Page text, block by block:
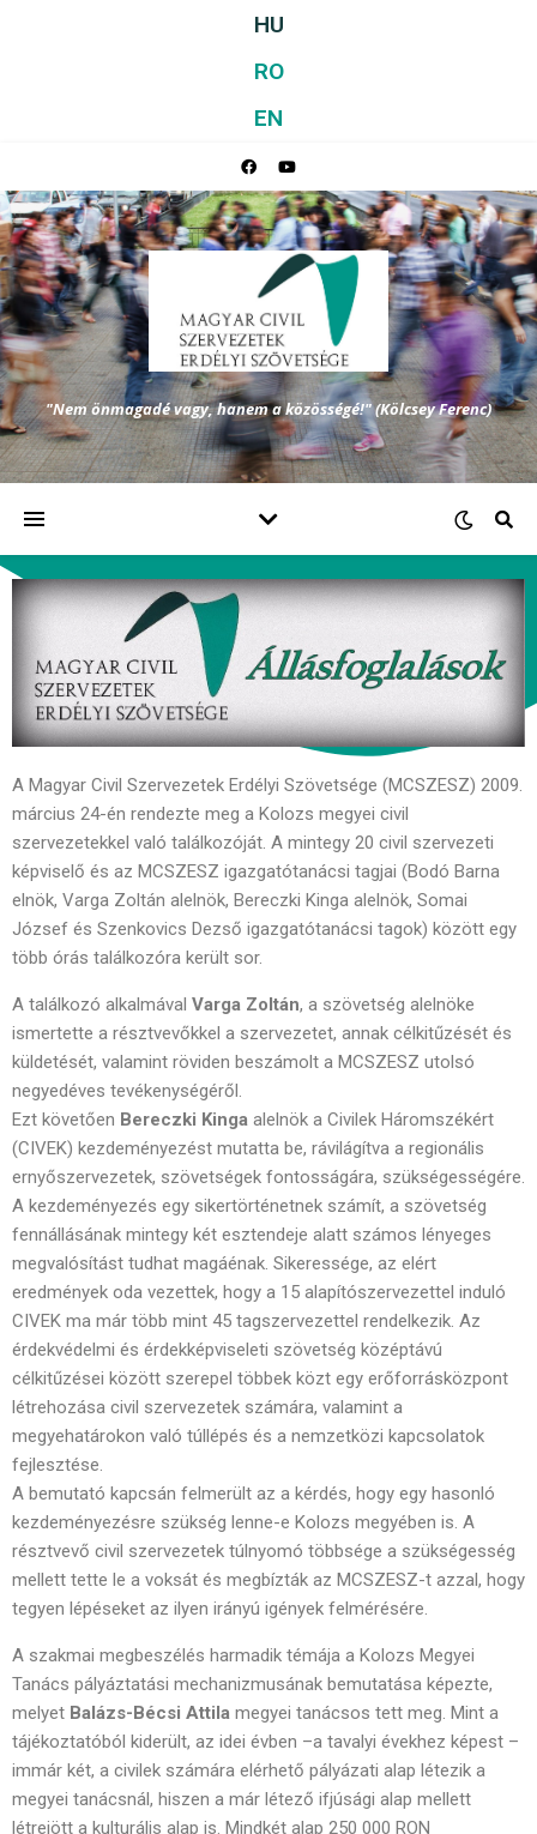
HU
RO
EN
"Nem önmagadé vagy, hanem a közösségé!" (Kölcsey Ferenc)
A Magyar Civil Szervezetek Erdélyi Szövetsége (MCSZESZ) 2009.
március 24-én rendezte meg a Kolozs megyei civil
szervezetekkel való találkozóját. A mintegy 20 civil szervezeti
képviselő és az MCSZESZ igazgatótanácsi tagjai (Bodó Barna
elnök, Varga Zoltán alelnök, Bereczki Kinga alelnök, Somai
József és Szenkovics Dezső igazgatótanácsi tagok) között egy
több órás találkozóra került sor.
A találkozó alkalmával Varga Zoltán, a szövetség alelnöke
ismertette a résztvevőkkel a szervezetet, annak célkitűzését és
küldetését, valamint röviden beszámolt a MCSZESZ utolsó
negyedéves tevékenységéről.
Ezt követően Bereczki Kinga alelnök a Civilek Háromszékért
(CIVEK) kezdeményezést mutatta be, rávilágítva a regionális
ernyőszervezetek, szövetségek fontosságára, szükségességére.
A kezdeményezés egy sikertörténetnek számít, a szövetség
fennállásának mintegy két esztendeje alatt számos lényeges
megvalósítást tudhat magáénak. Sikeressége, az elért
eredmények oda vezettek, hogy a 15 alapítószervezettel induló
CIVEK ma már több mint 45 tagszervezettel rendelkezik. Az
érdekvédelmi és érdekképviseleti szövetség középtávú
célkitűzései között szerepel többek közt egy erőforrásközpont
létrehozása civil szervezetek számára, valamint a
megyehatárokon való túllépés és a nemzetközi kapcsolatok
fejlesztése.
A bemutató kapcsán felmerült az a kérdés, hogy egy hasonló
kezdeményezésre szükség lenne-e Kolozs megyében is. A
résztvevő civil szervezetek túlnyomó többsége a szükségesség
mellett tette le a voksát és megbízták az MCSZESZ-t azzal, hogy
tegyen lépéseket az ilyen irányú igények felmérésére.
A szakmai megbeszélés harmadik témája a Kolozs Megyei
Tanács pályáztatási mechanizmusának bemutatása képezte,
melyet Balázs-Bécsi Attila megyei tanácsos tett meg. Mint a
tájékoztatóból kiderült, az idei évben –a tavalyi évekhez képest –
immár két, a civilek számára elérhető pályázati alap létezik a
megyei tanácsnál, hiszen a már létező ifjúsági alap mellett
létrejött a kulturális alap is. Mindkét alap 250 000 RON